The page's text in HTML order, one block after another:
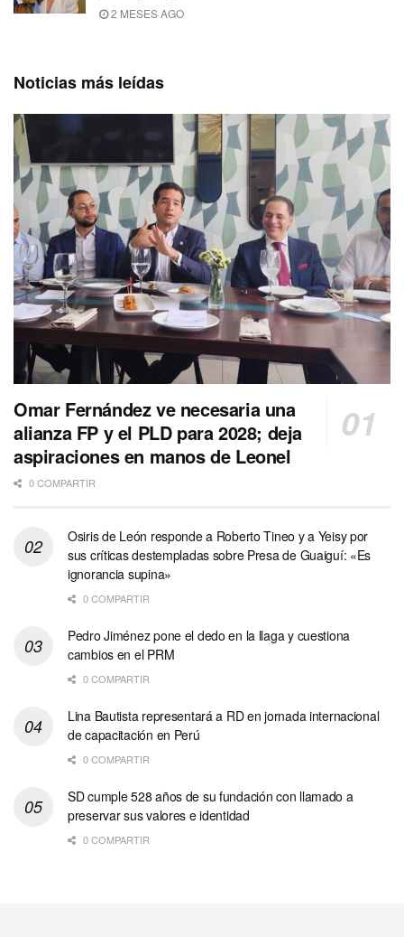
2 MESES AGO
Noticias más leídas
Omar Fernández ve necesaria una
alianza FP y el PLD para 2028; deja
aspiraciones en manos de Leonel
0 COMPARTIR
Osiris de León responde a Roberto Tineo y a Yeisy por
sus críticas destempladas sobre Presa de Guaiguí: «Es
ignorancia supina»
0 COMPARTIR
Pedro Jiménez pone el dedo en la llaga y cuestiona
cambios en el PRM
0 COMPARTIR
Lina Bautista representará a RD en jornada internacional
de capacitación en Perú
0 COMPARTIR
SD cumple 528 años de su fundación con llamado a
preservar sus valores e identidad
0 COMPARTIR